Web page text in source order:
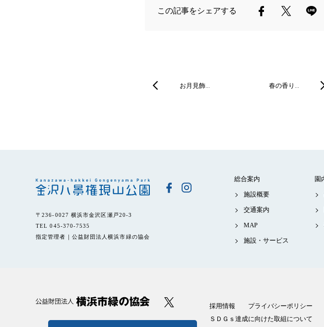
この記事をシェアする
お月見飾… 春の香り…
〒236-0027 横浜市金沢区瀬戸20-3
TEL 045-370-7535
指定管理者｜公益財団法人横浜市緑の協会
総合案内
施設概要
交通案内
MAP
施設・サービス
園
採用情報 プライバシーポリシー
ＳＤＧｓ達成に向けた取組について